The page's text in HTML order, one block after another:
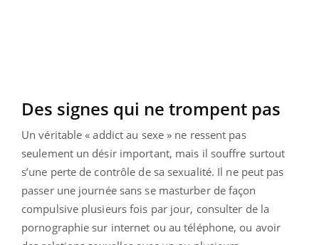
Des signes qui ne trompent pas
Un véritable « addict au sexe » ne ressent pas
seulement un désir important, mais il souffre surtout
s’une perte de contrôle de sa sexualité. Il ne peut pas
passer une journée sans se masturber de façon
compulsive plusieurs fois par jour, consulter de la
pornographie sur internet ou au téléphone, ou avoir